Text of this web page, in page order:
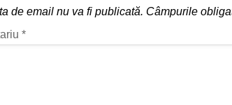
de email nu va fi publicată. Câmpurile
*